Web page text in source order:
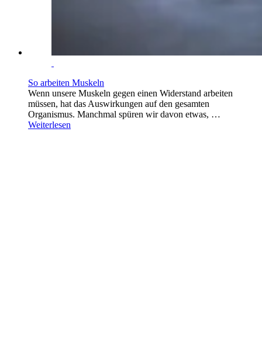
So arbeiten Muskeln
Wenn unsere Muskeln gegen einen Widerstand arbeiten
müssen, hat das Auswirkungen auf den gesamten
Organismus. Manchmal spüren wir davon etwas, …
Weiterlesen